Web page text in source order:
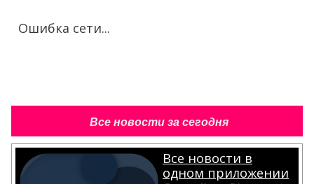
Ошибка сети...
Все новости за сегодня
Все новости в
одном приложении